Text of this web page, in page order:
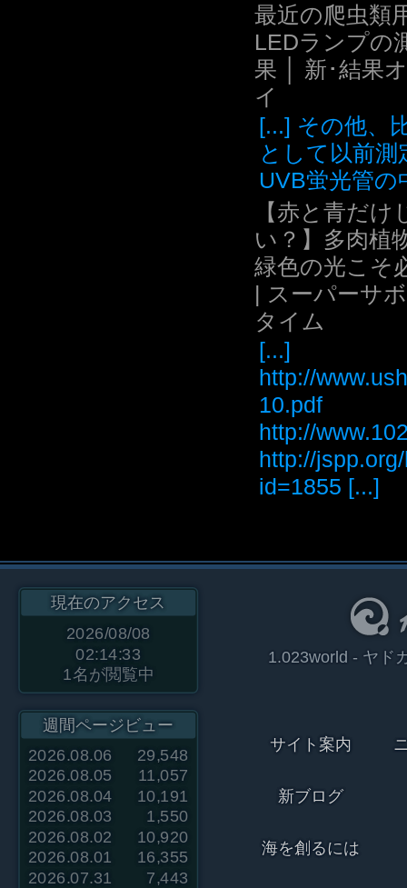
最近の爬虫類
LEDランプの
果 │ 新･結果
イ
[...] その他、
として以前測
UVB蛍光管の
【赤と青だけ
い？】多肉植
緑色の光こそ
| スーパーサ
タイム
[...]
http://
10.pdf
http://
http://
id=1855 [...]
現在のアクセス
2026/08/08
02:14:33
1名が閲覧中
週間ページビュー
2026.08.06
29,548
2026.08.05
11,057
2026.08.04
10,191
2026.08.03
1,550
2026.08.02
10,920
2026.08.01
16,355
2026.07.31
7,443
1.023world - ヤド
サイト案内
新ブログ
海を創るには